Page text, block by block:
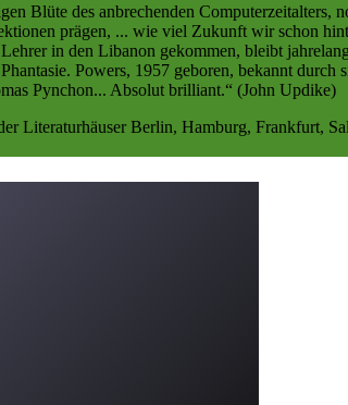
Blüte des anbrechenden Computerzeitalters,
prägen, ... wie viel Zukunft wir schon
in den Libanon gekommen, bleibt
Powers, 1957 geboren, bekannt
Pynchon... Absolut brilliant.“ (John Updike)
Literaturhäuser Berlin, Hamburg, Frankfurt,